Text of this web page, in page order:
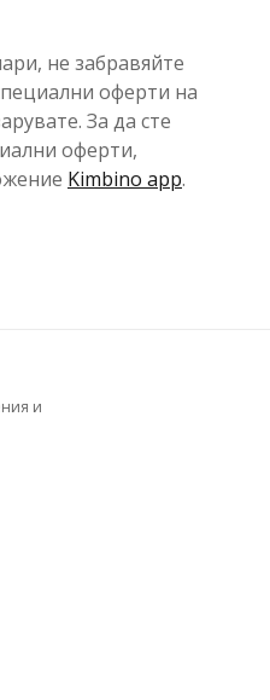
не забравяйте
оферти на
За да сте
оферти,
Kimbino app.
и